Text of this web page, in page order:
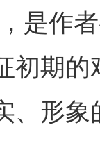
是作
初期
、形